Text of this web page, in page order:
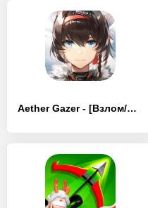
Aether Gazer - [Взлом/МОД Бесконечные деньги]